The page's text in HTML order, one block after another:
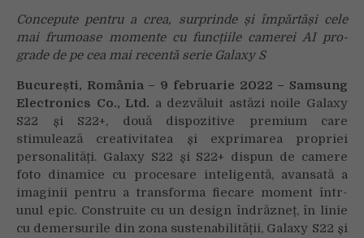
oferă
experiențe
revoluționare
camera
foto,
ziua
și
noaptea
Concepute pentru a crea, surprinde și împărtăși cele
mai frumoase momente cu funcțiile camerei AI pro-
grade de pe cea mai recentă serie Galaxy S
București, România – 9 februarie 2022 – Samsung
Electronics Co., Ltd. a dezvăluit astăzi noile Galaxy
S22 și S22+, două dispozitive premium care
stimulează creativitatea și exprimarea propriei
personalități. Galaxy S22 și S22+ dispun de camere
foto dinamice cu procesare inteligentă, avansată a
imaginii pentru a transforma fiecare moment într-
unul epic. Construite cu un design îndrăzneț, în linie
cu demersurile din zona sustenabilității, Galaxy S22 și